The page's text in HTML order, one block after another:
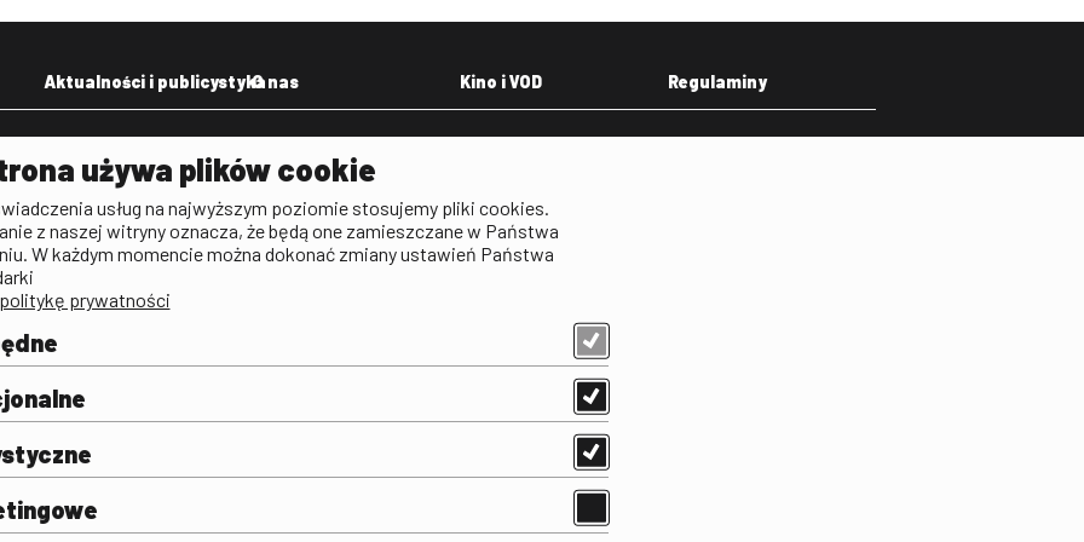
i
Aktualności i publicystyka
Aktualności
Publicystyka filmowa
O nas
Deklaracja dostępności
Polityka antykorupcyjna
Praca w FINA
Kino i VOD Regulaminy
używa plików cookie
usług na najwyższym poziomie stosujemy pliki cookies.
z naszej witryny oznacza, że będą one zamieszczane w Państwa
W każdym momencie można dokonać zmiany ustawień Państwa
prywatności